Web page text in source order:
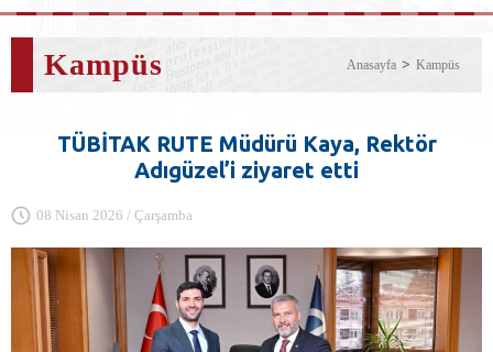
Kampüs Anasayfa Kampüs
TÜBİTAK RUTE Müdürü Kaya, Rektör
Adıgüzel’i ziyaret etti
08 Nisan 2026 / Çarşamba